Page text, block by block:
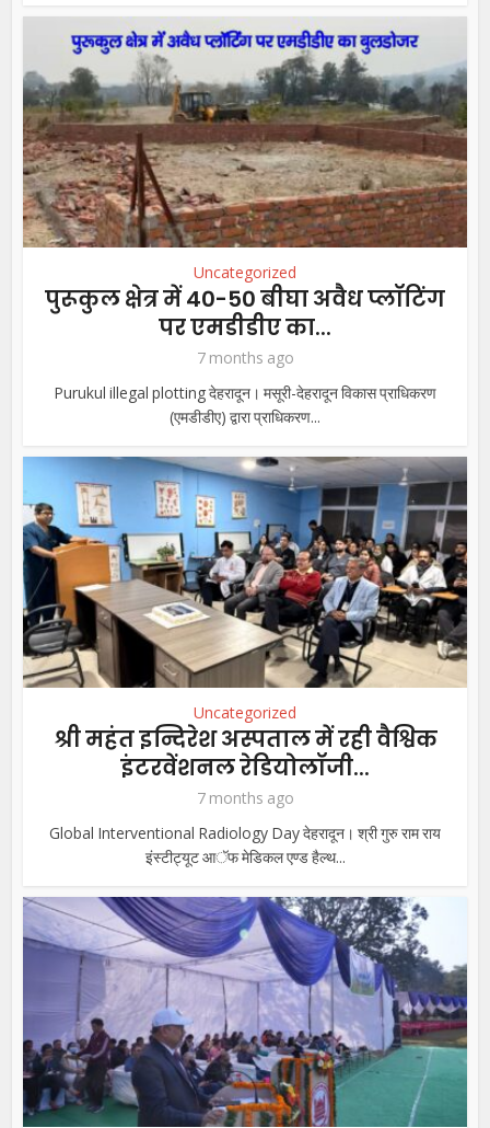
Uncategorized
पुरूकुल क्षेत्र में 40-50 बीघा अवैध प्लॉटिंग
पर एमडीडीए का...
7 months ago
Purukul illegal plotting देहरादून। मसूरी-देहरादून विकास प्राधिकरण
(एमडीडीए) द्वारा प्राधिकरण...
Uncategorized
श्री महंत इन्दिरेश अस्पताल में रही वैश्विक
इंटरवेंशनल रेडियोलॉजी...
7 months ago
Global Interventional Radiology Day देहरादून। श्री गुरु राम राय
इंस्टीट्यूट आॅफ मेडिकल एण्ड हैल्थ...